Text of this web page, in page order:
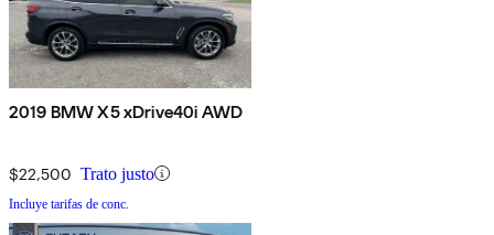
2019 BMW X5 xDrive40i AWD
$22,500 Trato justo
Incluye tarifas de conc.